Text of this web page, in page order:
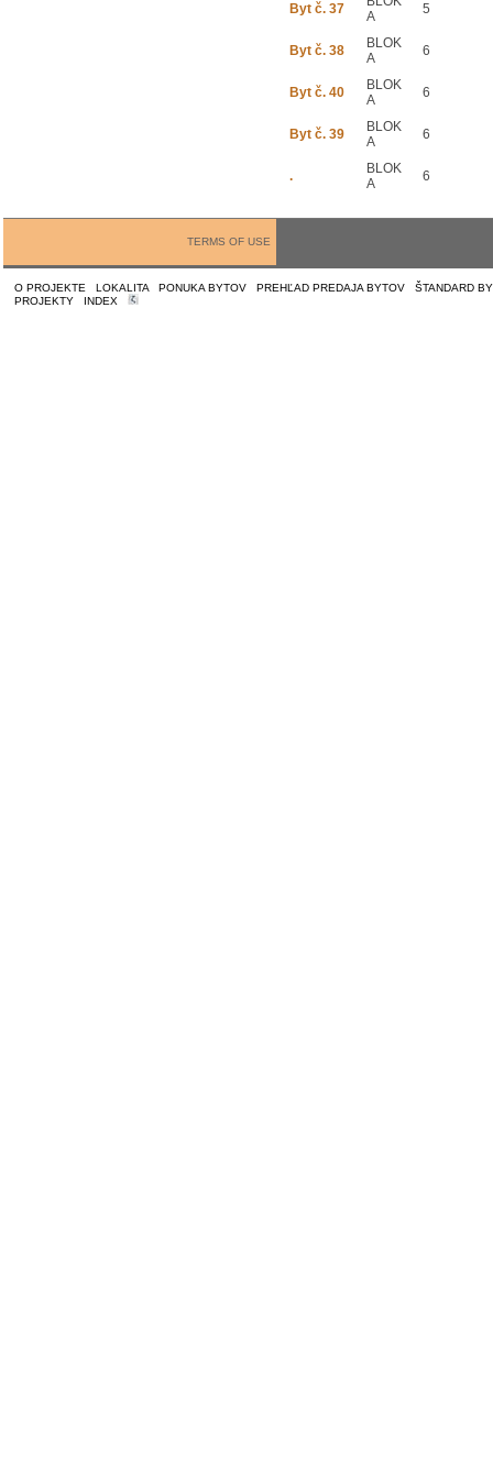
Byt č. 37
A
5
Byt č. 38
BLOK
A
6
Byt č. 40
BLOK
A
6
Byt č. 39
BLOK
A
6
.
BLOK
A
6
TERMS OF USE
O PROJEKTE LOKALITA PONUKA BYTOV PREHĽAD PREDAJA BYTOV
ŠTANDARD
PROJEKTY
INDEX